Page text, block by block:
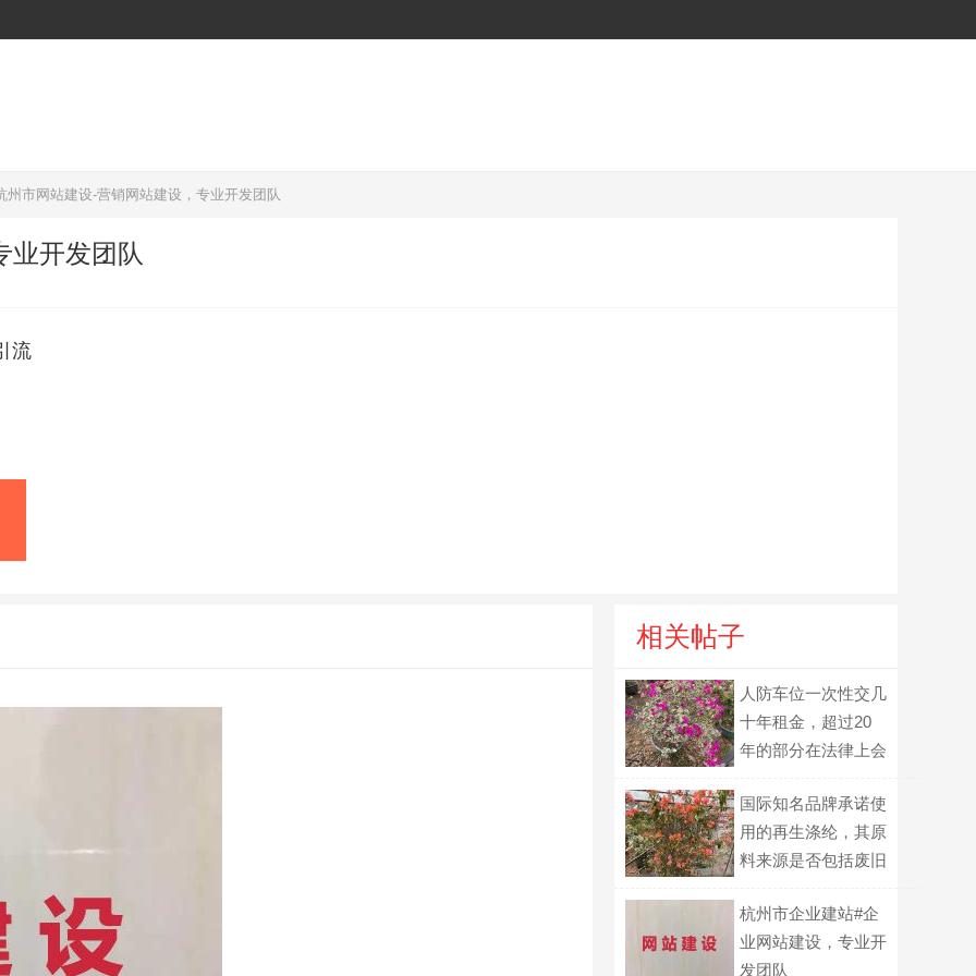
州市网站建设-营销网站建设，专业开发团队
业开发团队
流
相关帖子
人防车位一次性交几
十年租金，超过20
年的部分在法律上会
国际知名品牌承诺使
用的再生涤纶，其原
料来源是否包括废旧
杭州市企业建站#企
业网站建设，专业开
发团队